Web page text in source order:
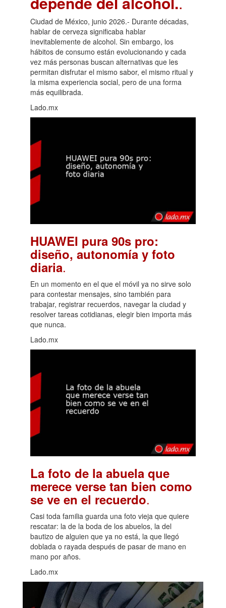
Ciudad de México, junio 2026.- Durante décadas,
hablar de cerveza significaba hablar
inevitablemente de alcohol. Sin embargo, los
hábitos de consumo están evolucionando y cada
vez más personas buscan alternativas que les
permitan disfrutar el mismo sabor, el mismo ritual y
la misma experiencia social, pero de una forma
más equilibrada.
Lado.mx
HUAWEI pura 90s pro:
diseño, autonomía y foto
diaria.
En un momento en el que el móvil ya no sirve solo
para contestar mensajes, sino también para
trabajar, registrar recuerdos, navegar la ciudad y
resolver tareas cotidianas, elegir bien importa más
que nunca.
Lado.mx
La foto de la abuela que
merece verse tan bien como
se ve en el recuerdo.
Casi toda familia guarda una foto vieja que quiere
rescatar: la de la boda de los abuelos, la del
bautizo de alguien que ya no está, la que llegó
doblada o rayada después de pasar de mano en
mano por años.
Lado.mx